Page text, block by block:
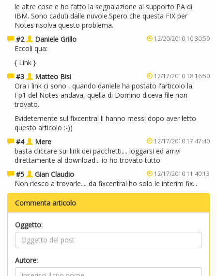
le altre cose e ho fatto la segnalazione al supporto PA di
IBM. Sono caduti dalle nuvole.Spero che questa FIX per
Notes risolva questo problema.
#2
Daniele Grillo 12/20/2010 10:30:59
Eccoli qua:
{ Link }
#3
Matteo Bisi 12/17/2010 18:16:50
Ora i link ci sono , quando daniele ha postato l'articolo la
Fp1 del Notes andava, quella di Domino diceva file non
trovato.
Evidetemente sul fixcentral li hanno messi dopo aver letto
questo articolo :-))
#4
Mere 12/17/2010 17:47:40
basta cliccare sui link dei pacchetti.... loggarsi ed arrivi
direttamente al download... io ho trovato tutto
#5
Gian Claudio 12/17/2010 11:40:13
Non riesco a trovarle.... da fixcentral ho solo le interim fix...
Commenta articolo
Oggetto:
Autore: